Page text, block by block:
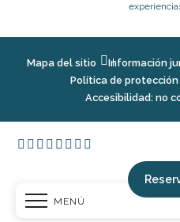
MENÚ
Mapa del sitio Información
Política de
Accesibilidad: no